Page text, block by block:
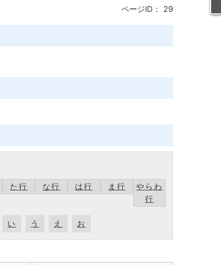
ページID：
29
た行 な行 は行 ま行
やらわ
行
い う え お